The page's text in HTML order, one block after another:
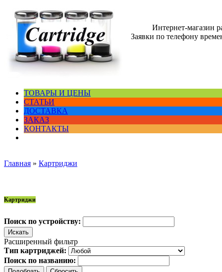
Интернет-магазин
Заявки по телефону
ТОВАРЫ И ЦЕНЫ
СТАТЬИ
ДОСТАВКА
ЗАКАЗ
КОНТАКТЫ
Главная » Картриджи
Картриджи
Поиск по устройству:
Расширенный фильтр
Тип картриджей:
Поиск по названию: